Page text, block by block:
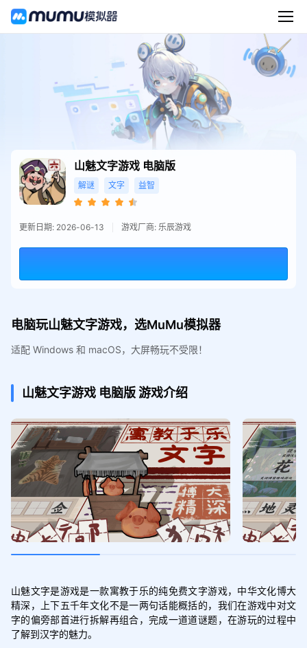
山魅文字游戏 电脑版
解谜 文字 益智
更新日期: 2026-06-13 游戏厂商: 乐辰游戏
电脑玩山魅文字游戏，选MuMu模拟器
适配 Windows 和 macOS，大屏畅玩不受限！
山魅文字游戏 电脑版游戏介绍
山魅文字是游戏是一款寓教于乐的纯免费文字游戏，中华文化博大
精深，上下五千年文化不是一两句话能概括的，我们在游戏中对文
字的偏旁部首进行拆解再组合，完成一道道谜题，在游玩的过程中
了解到汉字的魅力。